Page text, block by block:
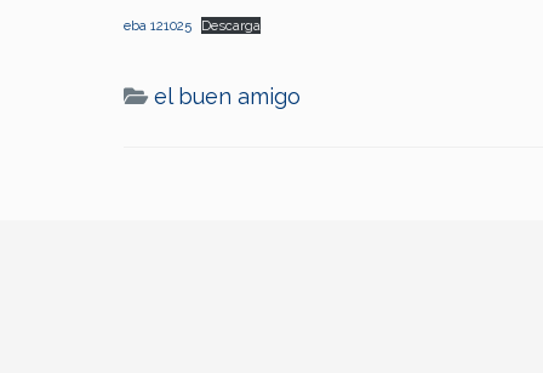
eba 121025 Descarga
el buen amigo